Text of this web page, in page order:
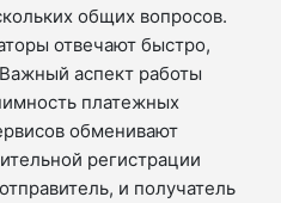
общих вопросов.
отвечают быстро,
аспект работы
платежных
обменивают
регистрации
и получатель